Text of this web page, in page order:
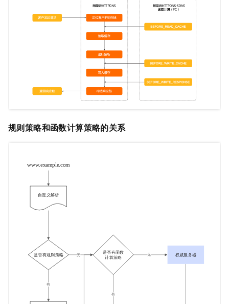
规则策略和函数计算策略的关系